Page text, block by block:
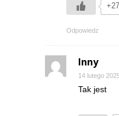
+27
Odpowiedz
Inny
14 lutego
Tak jest